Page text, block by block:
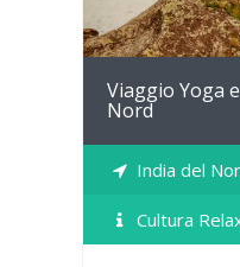
Viaggio Yoga
Nord
India del
Cultura